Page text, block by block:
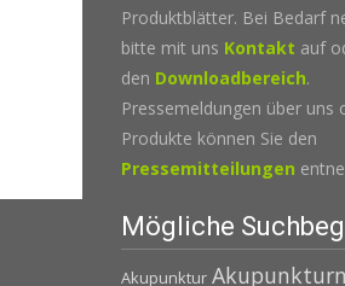
Produktblätter. Bei Bedarf
bitte mit uns Kontakt auf
den Downloadbereich.
Pressemeldungen über uns
Produkte können Sie den
Pressemitteilungen
Mögliche
Akupunktur